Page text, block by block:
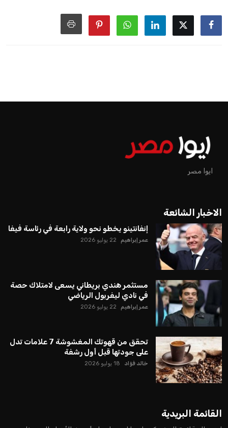
ايوا مصر
الاخبار الشائعة
إنفانتينو يخطو نحو ولاية رابعة في رئاسة فيفا
عمر إبراهيم 22 يوليو 2026
مستثمر هندي بريطاني يسعى لامتلاك حصة
في نادي ليفربول الرياضي
عمر إبراهيم 22 يوليو 2026
تحقق من قهوتك المغشوشة 7 علامات تدل
على جودتها قبل أول رشفة
خالد فؤاد 18 يوليو 2026
القائمة البريدية